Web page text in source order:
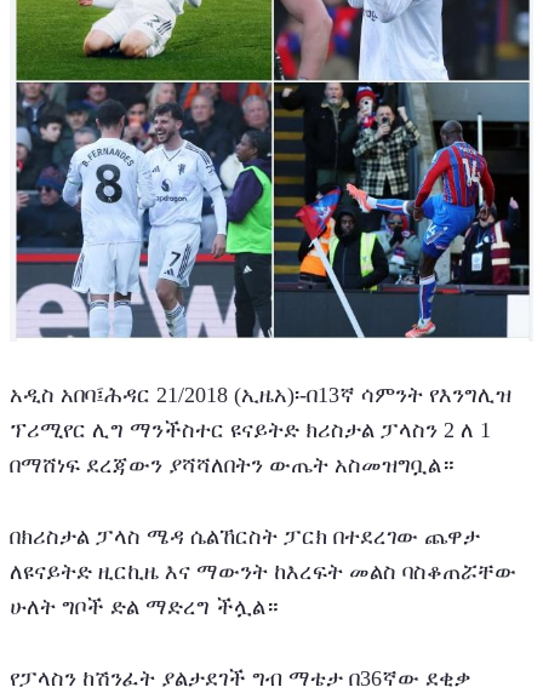
አዲስ አበባ፤ሕዳር 21/2018 (ኢዜአ)፡-በ13ኛ ሳምንት የእንግሊዝ
ፕሪሚየር ሊግ ማንችስተር ዩናይትድ ክሪስታል ፓላስን 2 ለ 1
በማሸነፍ ደረጃውን ያሻሻለበትን ውጤት አስመዝግቧል።
በክሪስታል ፓላስ ሜዳ ሴልኸርስት ፓርክ በተደረገው ጨዋታ
ለዩናይትድ ዚርኪዜ እና ማውንት ከእረፍት መልስ ባስቆጠሯቸው
ሁለት ግቦች ድል ማድረግ ችሏል።
የፓላስን ከሽንፈት ያልታደገች ግብ ማቴታ በ36ኛው ደቂቃ